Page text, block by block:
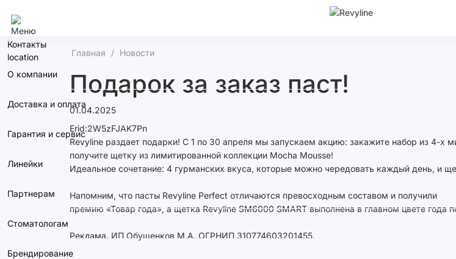
Контакты
О компании
Доставка и оплата
Гарантия и сервис
Линейки
Партнерам
Стоматологам
Брендирование
Главная Новости
Подарок за заказ паст!
01.04.2025
Erid:2W5zFJAK7Pn
Revyline раздает подарки! С 1 по 30 апреля мы запускаем акцию: закажите набор из 4-х
получите щетку из лимитированной коллекции Mocha Mousse!
Идеальное сочетание: 4 гурманских вкуса, которые можно чередовать каждый день, и
Напомним, что пасты Revyline Perfect отличаются превосходным составом и получили
премию «Товар года», а щетка Revyline SM6000 SMART выполнена в главном цвете года
Реклама. ИП Обушенков М.А. ОГРНИП 310774603201455.